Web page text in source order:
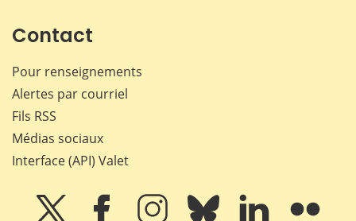
Contact
Pour renseignements
Alertes par courriel
Fils RSS
Médias sociaux
Interface (API) Valet